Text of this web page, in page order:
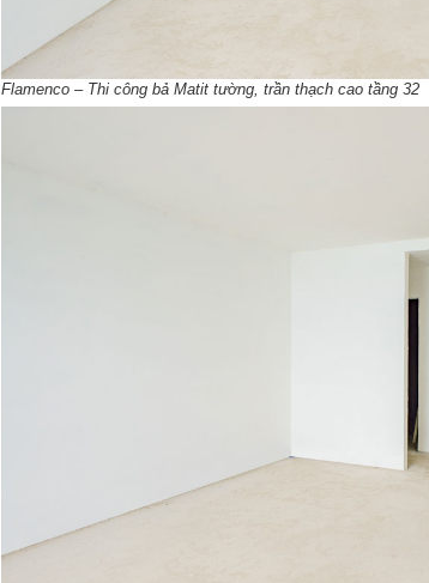
Flamenco – Thi công bả Matit tường, trần thạch cao tầng 32